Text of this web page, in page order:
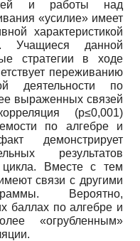
и работы над
«усилие» имеет
характеристикой
Учащиеся данной
стратегии в ходе
переживанию
деятельности по
выраженных связей
(p≤0,001)
по алгебре и
демонстрирует
результатов
цикла. Вместе с тем
связи с другими
Вероятно,
баллах по алгебре и
«огрубленным»